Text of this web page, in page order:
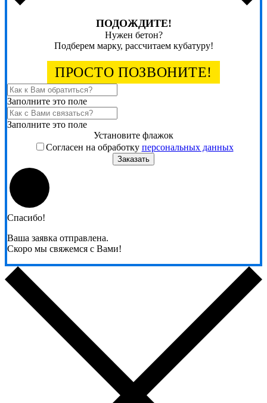
ПОДОЖДИТЕ!
Нужен бетон?
Подберем марку, рассчитаем кубатуру!
ПРОСТО ПОЗВОНИТЕ!
Заполните это поле
Заполните это поле
Установите флажок
Согласен на обработку персональных данных
Заказать
Спасибо!
Ваша заявка отправлена.
Скоро мы свяжемся с Вами!